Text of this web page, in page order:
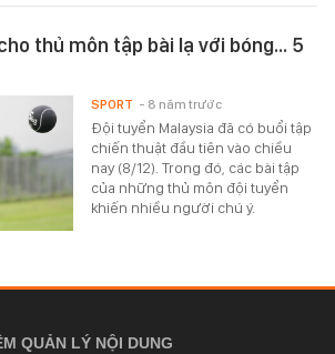
thủ môn tập bài lạ với bóng… 5
Đội tuyển Malaysia đã có buổi tập
chiến thuật đầu tiên vào chiều
nay (8/12). Trong đó, các bài tập
của những thủ môn đội tuyển
khiến nhiều người chú ý.
SPORT - 8 năm trước
QUẢN LÝ NỘI DUNG